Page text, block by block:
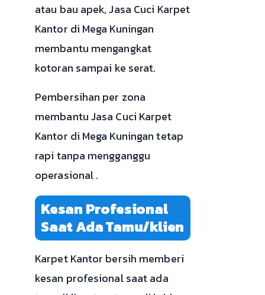
atau bau apek, Jasa Cuci Karpet
Kantor di Mega Kuningan
membantu mengangkat
kotoran sampai ke serat.
Pembersihan per zona
membantu Jasa Cuci Karpet
Kantor di Mega Kuningan tetap
rapi tanpa mengganggu
operasional .
Kesan Profesional
Saat Ada Tamu/klien
Karpet Kantor bersih memberi
kesan profesional saat ada